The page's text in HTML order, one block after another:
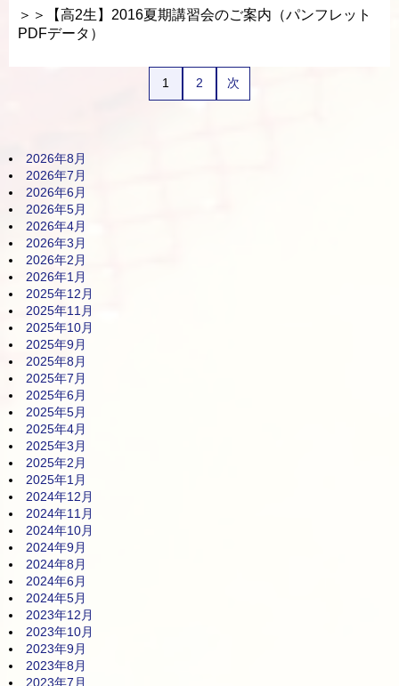
＞＞【高2生】2016夏期講習会のご案内（パンフレット
PDFデータ）
1 2 次
2026年8月
2026年7月
2026年6月
2026年5月
2026年4月
2026年3月
2026年2月
2026年1月
2025年12月
2025年11月
2025年10月
2025年9月
2025年8月
2025年7月
2025年6月
2025年5月
2025年4月
2025年3月
2025年2月
2025年1月
2024年12月
2024年11月
2024年10月
2024年9月
2024年8月
2024年6月
2024年5月
2023年12月
2023年10月
2023年9月
2023年8月
2023年7月